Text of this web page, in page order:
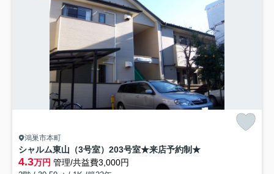
鴻巣市本町
シャルム東山（3号室） 203号室★来店予約制★
4.3万円 管理/共益費3,000円